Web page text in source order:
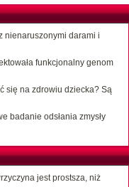
nienaruszonymi darami i
funkcjonalny genom
się na zdrowiu dziecka? Są
badanie odsłania zmysły
jest prostsza, niż